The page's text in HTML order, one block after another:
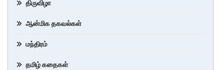
திருவிழா
ஆன்மிக தகவல்கள்
மந்திரம்
தமிழ் கதைகள்